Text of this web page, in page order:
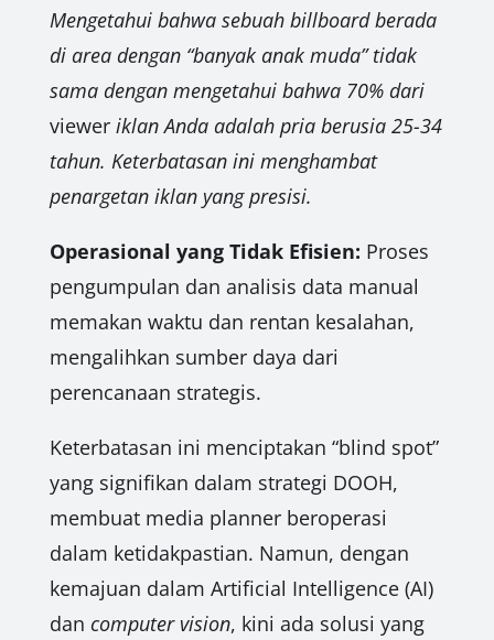
Mengetahui bahwa sebuah billboard berada
di area dengan “banyak anak muda” tidak
sama dengan mengetahui bahwa 70% dari
vieweriklan Anda adalah pria berusia 25-34
tahun. Keterbatasan ini menghambat
penargetan iklan yang presisi.
Operasional yang Tidak Efisien: Proses
pengumpulan dan analisis data manual
memakan waktu dan rentan kesalahan,
mengalihkan sumber daya dari
perencanaan strategis.
Keterbatasan ini menciptakan “blind spot”
yang signifikan dalam strategi DOOH,
membuat media planner beroperasi
dalam ketidakpastian. Namun, dengan
kemajuan dalam Artificial Intelligence (AI)
dan computer vision, kini ada solusi yang